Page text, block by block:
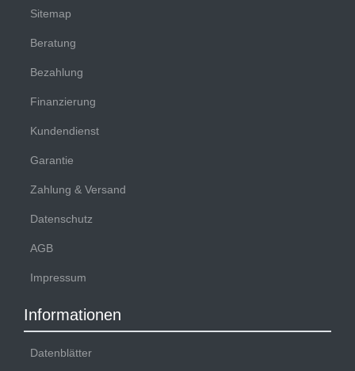
Sitemap
Beratung
Bezahlung
Finanzierung
Kundendienst
Garantie
Zahlung & Versand
Datenschutz
AGB
Impressum
Informationen
Datenblätter